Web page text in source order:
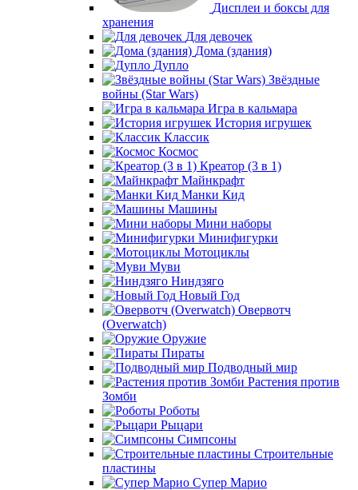
Дисплеи и боксы для
хранения
Для девочек
Дома (здания)
Дупло
Звёздные
войны (Star Wars)
Игра в кальмара
История игрушек
Классик
Космос
Креатор (3 в 1)
Майнкрафт
Манки Кид
Машины
Мини наборы
Минифигурки
Мотоциклы
Муви
Ниндзяго
Новый Год
Овервотч
(Overwatch)
Оружие
Пираты
Подводный мир
Растения против
Зомби
Роботы
Рыцари
Симпсоны
Строительные
пластины
Супер Марио